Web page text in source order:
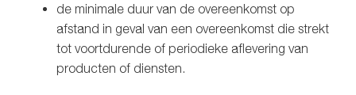
de minimale duur van de overeenkomst op
afstand in geval van een overeenkomst die strekt
tot voortdurende of periodieke aflevering van
producten of diensten.